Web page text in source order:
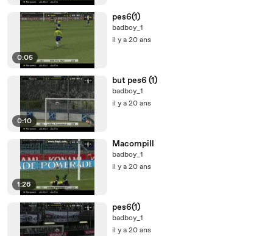
0:05
pes6(1)
badboy_1
il y a 20 ans
0:10
but pes6 (1)
badboy_1
il y a 20 ans
1:26
Macompill
badboy_1
il y a 20 ans
pes6(1)
badboy_1
il y a 20 ans